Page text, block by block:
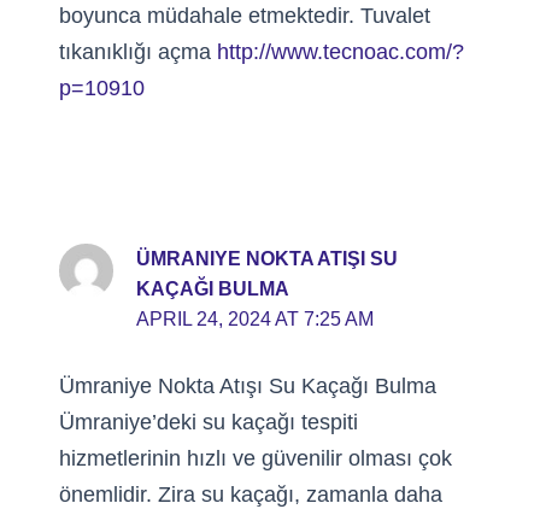
boyunca müdahale etmektedir. Tuvalet
tıkanıklığı açma http://www.tecnoac.com/?
p=10910
ÜMRANIYE NOKTA ATIŞI SU
KAÇAĞI BULMA
APRIL 24, 2024 AT 7:25 AM
Ümraniye Nokta Atışı Su Kaçağı Bulma
Ümraniye’deki su kaçağı tespiti
hizmetlerinin hızlı ve güvenilir olması çok
önemlidir. Zira su kaçağı, zamanla daha